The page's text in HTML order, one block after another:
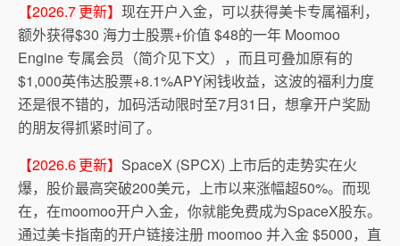
【2026.7 更新】 现在开户入金，可以获得美卡专属福利，
额外获得$30 海力士股票+价值 $48的一年 Moomoo
Engine 专属会员（简介见下文），而且可叠加原有的
$1,000英伟达股票+8.1%APY闲钱收益，这波的福利力度
还是很不错的，加码活动限时至7月31日，想拿开户奖励
的朋友得抓紧时间了。
【2026.6 更新】 SpaceX (SPCX) 上市后的走势实在火
爆，股价最高突破200美元，上市以来涨幅超50%。而现
在，在moomoo开户入金，你就能免费成为SpaceX股东。
通过美卡指南的开户链接注册 moomoo 并入金 $5000，直